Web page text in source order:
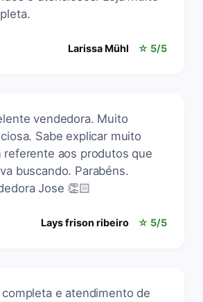
Larissa Mühl ☆ 5/5
vendedora. Muito
Sabe explicar muito
referente aos produtos que
buscando. Parabéns.
Jose 👏🏻
Lays frison ribeiro ☆ 5/5
completa e atendimento de